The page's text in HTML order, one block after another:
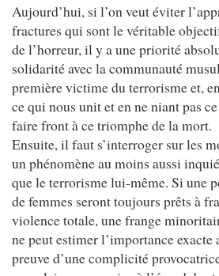
Aujourd’hui, si l’on veut éviter
fractures qui sont le véritable
de l’horreur, il y a une priorité
solidarité avec la communauté
première victime du terrorisme et,
ce qui nous unit et en ne niant pas
faire front à ce triomphe de la mort.
Ensuite, il faut s’interroger sur les
un phénomène au moins aussi
que le terrorisme lui-même. Si une
de femmes seront toujours prêts à
violence totale, une frange
ne peut estimer l’importance exacte
preuve d’une complicité